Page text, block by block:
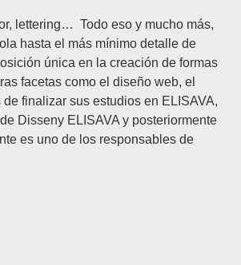
lettering… Todo eso y mucho más,
hasta el más mínimo detalle de
única en la creación de formas
facetas como el diseño web, el
finalizar sus estudios en ELISAVA,
Disseny ELISAVA y posteriormente
es uno de los responsables de